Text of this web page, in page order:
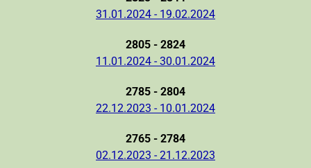
31.01.2024 - 19.02.2024
2805 - 2824
11.01.2024 - 30.01.2024
2785 - 2804
22.12.2023 - 10.01.2024
2765 - 2784
02.12.2023 - 21.12.2023